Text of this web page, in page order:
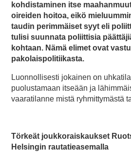
kohdistaminen itse
oireiden hoitoa, eikö
taudin perimmäiset syyt eli
tulisi suunnata poliittisia
kohtaan. Nämä elimet ovat
pakolaispolitiikasta.
Luonnollisesti jokainen on
puolustamaan itseään ja
vaaratilanne mistä ryhmittymästä
Törkeät joukkoraiskaukset
Helsingin rautatieasemalla